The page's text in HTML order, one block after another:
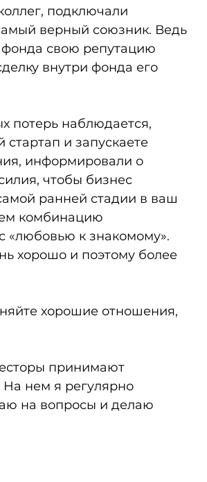
подключали
верный союзник. Ведь
свою репутацию
внутри фонда его
потерь наблюдается,
и запускаете
информировали о
чтобы бизнес
ранней стадии в ваш
комбинацию
«любовью к знакомому».
хорошо и поэтому более
хорошие отношения,
принимают
На нем я регулярно
на вопросы и делаю